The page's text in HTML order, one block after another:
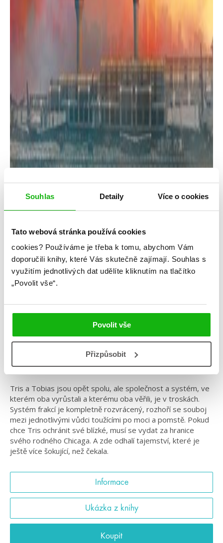
Souhlas Detaily Více o cookies
Tato webová stránka používá cookies
cookies? Používáme je třeba k tomu, abychom Vám
doporučili knihy, které Vás skutečně zajímají. Souhlas s
využitím jednotlivých dat udělíte kliknutím na tlačítko
„Povolit vše“.
Povolit vše
Přizpůsobit
Kategorie: young adult
Série: Divergence
Aliance
uchvátila miliony čtenářů, odhaluje šokující tajemství
dystopického světa!
Tris a Tobias jsou opět spolu, ale společnost a systém, ve
kterém oba vyrůstali a kterému oba věřili, je v troskách.
Systém frakcí je kompletně rozvrácený, rozhoří se souboj
mezi jednotlivými vůdci toužícími po moci a pomstě. Pokud
chce Tris ochránit své blízké, musí se vydat za hranice
svého rodného Chicaga. A zde odhalí tajemství, které je
ještě více šokující, než čekala.
Informace
Ukázka z knihy
Koupit